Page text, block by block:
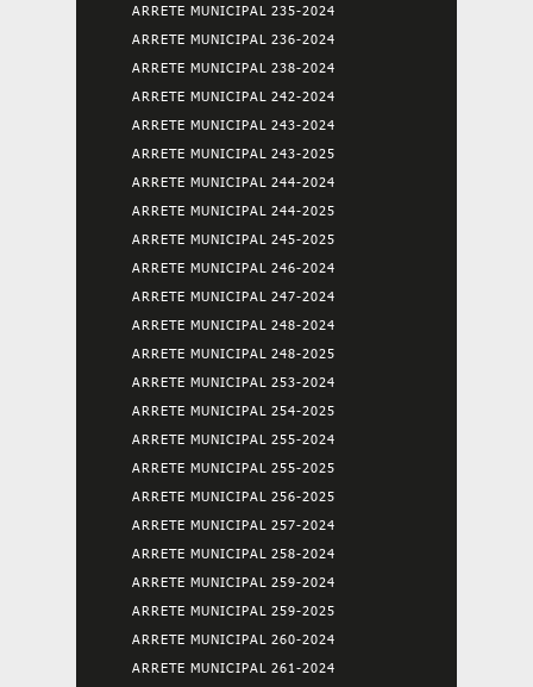
ARRETE MUNICIPAL 235-2024
ARRETE MUNICIPAL 236-2024
ARRETE MUNICIPAL 238-2024
ARRETE MUNICIPAL 242-2024
ARRETE MUNICIPAL 243-2024
ARRETE MUNICIPAL 243-2025
ARRETE MUNICIPAL 244-2024
ARRETE MUNICIPAL 244-2025
ARRETE MUNICIPAL 245-2025
ARRETE MUNICIPAL 246-2024
ARRETE MUNICIPAL 247-2024
ARRETE MUNICIPAL 248-2024
ARRETE MUNICIPAL 248-2025
ARRETE MUNICIPAL 253-2024
ARRETE MUNICIPAL 254-2025
ARRETE MUNICIPAL 255-2024
ARRETE MUNICIPAL 255-2025
ARRETE MUNICIPAL 256-2025
ARRETE MUNICIPAL 257-2024
ARRETE MUNICIPAL 258-2024
ARRETE MUNICIPAL 259-2024
ARRETE MUNICIPAL 259-2025
ARRETE MUNICIPAL 260-2024
ARRETE MUNICIPAL 261-2024